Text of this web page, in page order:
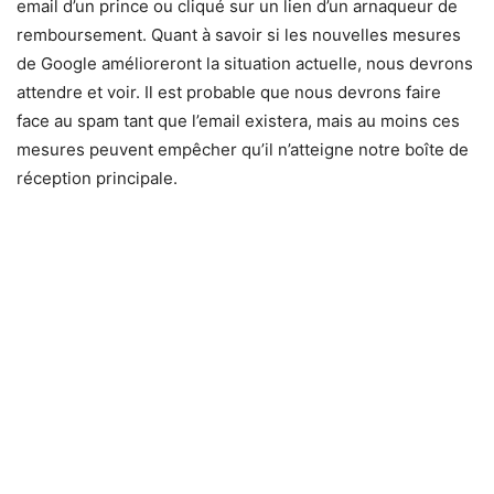
email d’un prince ou cliqué sur un lien d’un arnaqueur de
remboursement. Quant à savoir si les nouvelles mesures
de Google amélioreront la situation actuelle, nous devrons
attendre et voir. Il est probable que nous devrons faire
face au spam tant que l’email existera, mais au moins ces
mesures peuvent empêcher qu’il n’atteigne notre boîte de
réception principale.